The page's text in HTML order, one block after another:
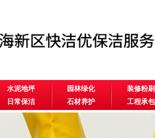
水泥地坪 园林绿化
装修粉刷
日常保洁 石材养护
工程承包